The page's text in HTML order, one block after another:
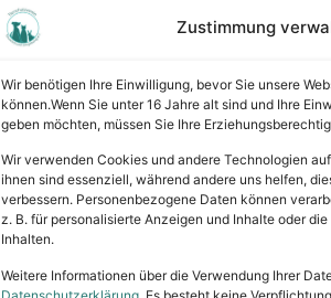
Zustimmung
Wir benötigen Ihre Einwilligung, bevor Sie unsere
können.Wenn Sie unter 16 Jahre alt sind und Ihre
geben möchten, müssen Sie Ihre
Wir verwenden Cookies und andere Technologien
ihnen sind essenziell, während andere uns helfen,
verbessern. Personenbezogene Daten können
z. B. für personalisierte Anzeigen und Inhalte oder
Inhalten.
Weitere Informationen über die Verwendung Ihrer